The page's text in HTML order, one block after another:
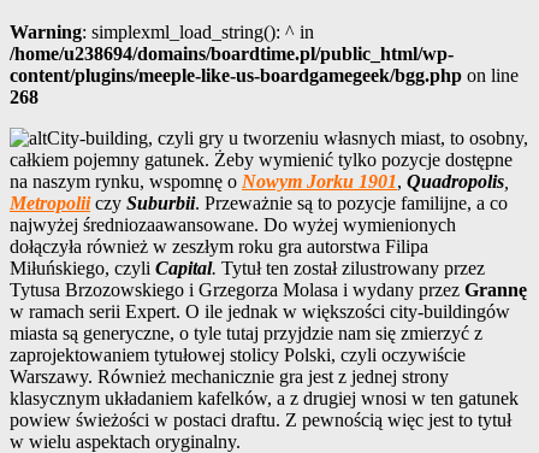
Warning: simplexml_load_string(): ^ in
/home/u238694/domains/boardtime.pl/public_html/wp-
content/plugins/meeple-like-us-boardgamegeek/bgg.php on line
268
City-building, czyli gry u tworzeniu własnych miast, to osobny,
całkiem pojemny gatunek. Żeby wymienić tylko pozycje dostępne
na naszym rynku, wspomnę o Nowym Jorku 1901, Quadropolis
Metropolii czy Suburbii. Przeważnie są to pozycje familijne, a co
najwyżej średniozaawansowane. Do wyżej wymienionych
dołączyła również w zeszłym roku gra autorstwa Filipa
Miłuńskiego, czyli Capital. Tytuł ten został zilustrowany przez
Tytusa Brzozowskiego i Grzegorza Molasa i wydany przez Grannę
w ramach serii Expert. O ile jednak w większości city-buildingów
miasta są generyczne, o tyle tutaj przyjdzie nam się zmierzyć z
zaprojektowaniem tytułowej stolicy Polski, czyli oczywiście
Warszawy. Również mechanicznie gra jest z jednej strony
klasycznym układaniem kafelków, a z drugiej wnosi w ten gatunek
powiew świeżości w postaci draftu. Z pewnością więc jest to tytuł
w wielu aspektach oryginalny.